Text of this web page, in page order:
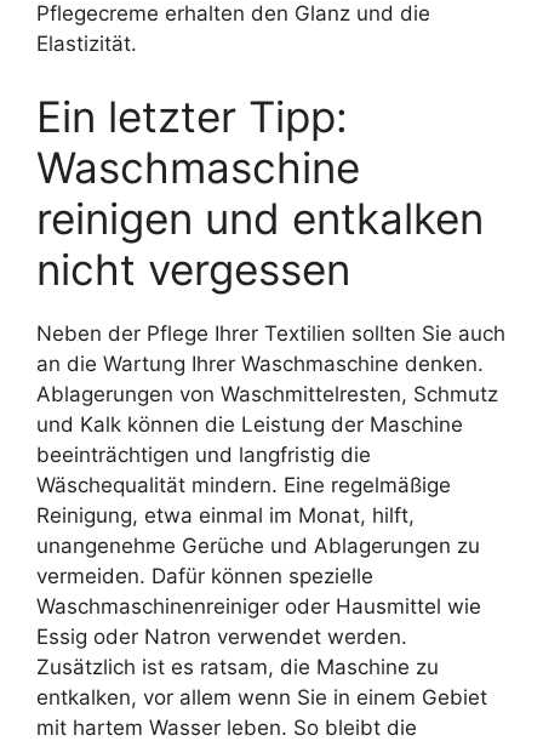
Pflegecreme erhalten den Glanz und die
Elastizität.
Ein letzter Tipp:
Waschmaschine
reinigen und entkalken
nicht vergessen
Neben der Pflege Ihrer Textilien sollten Sie auch
an die Wartung Ihrer Waschmaschine denken.
Ablagerungen von Waschmittelresten, Schmutz
und Kalk können die Leistung der Maschine
beeinträchtigen und langfristig die
Wäschequalität mindern. Eine regelmäßige
Reinigung, etwa einmal im Monat, hilft,
unangenehme Gerüche und Ablagerungen zu
vermeiden. Dafür können spezielle
Waschmaschinenreiniger oder Hausmittel wie
Essig oder Natron verwendet werden.
Zusätzlich ist es ratsam, die Maschine zu
entkalken, vor allem wenn Sie in einem Gebiet
mit hartem Wasser leben. So bleibt die